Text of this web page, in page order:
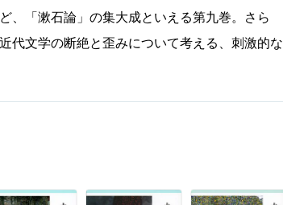
、「漱石論」の集大成といえる第九巻。さら
代文学の断絶と歪みについて考える、刺激的な